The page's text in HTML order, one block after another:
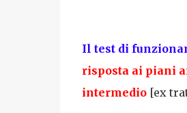
Il test di
risposta ai piani
intermedio [ex